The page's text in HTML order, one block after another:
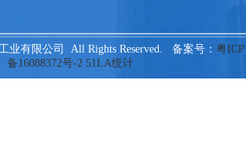
业有限公司 All Rights Reserved. 备案号： 粤ICP
备16088372号-2 51LA统计